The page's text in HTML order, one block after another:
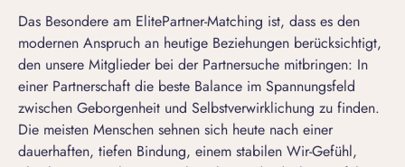
Das Besondere am ElitePartner-Matching ist, dass es den
modernen Anspruch an heutige Beziehungen berücksichtigt,
den unsere Mitglieder bei der Partnersuche mitbringen: In
einer Partnerschaft die beste Balance im Spannungsfeld
zwischen Geborgenheit und Selbstverwirklichung zu finden.
Die meisten Menschen sehnen sich heute nach einer
dauerhaften, tiefen Bindung, einem stabilen Wir-Gefühl,